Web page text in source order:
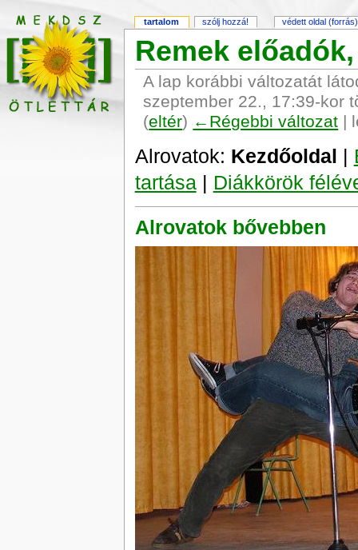
Remek
A lap korábbi változatát
szeptember 22., 17:39-kor
(eltér) ←Régebbi változat |
Alrovatok: Kezdőoldal |
tartása| Diákkörök
Alrovatok bővebben
tartalom szólj hozzá! védett oldal (forrás)